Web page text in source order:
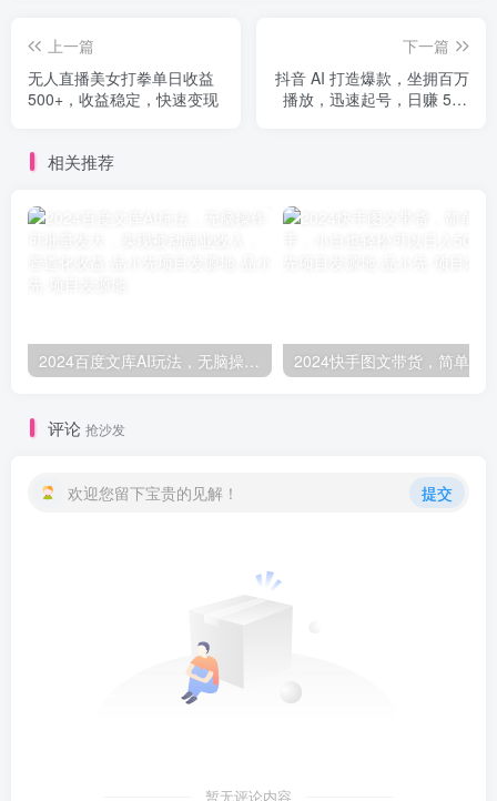
上一篇
无人直播美女打拳单日收益
500+，收益稳定，快速变现
下一篇
抖音 AI 打造爆款，坐拥百万
播放，迅速起号，日赚 500
相关推荐
2024百度文库AI玩法，无脑操作可批量发大，实现被动副业收入，管道化收益-品小先项目发源地
评论 抢沙发
欢迎您留下宝贵的见解！ 提交
暂无评论内容